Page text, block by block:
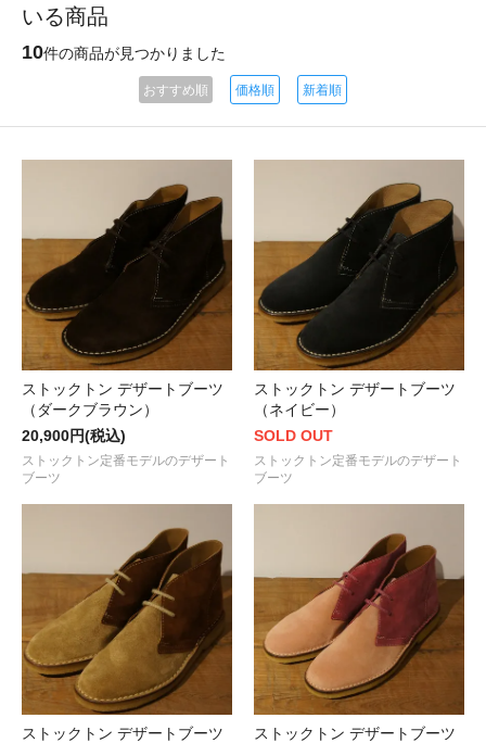
いる商品
10件の商品が見つかりました
おすすめ順 価格順 新着順
ストックトン デザートブーツ
（ダークブラウン）
20,900円(税込)
ストックトン定番モデルのデザート
ブーツ
ストックトン デザートブーツ
（ネイビー）
SOLD OUT
ストックトン定番モデルのデザート
ブーツ
ストックトン デザートブーツ
ストックトン デザートブーツ